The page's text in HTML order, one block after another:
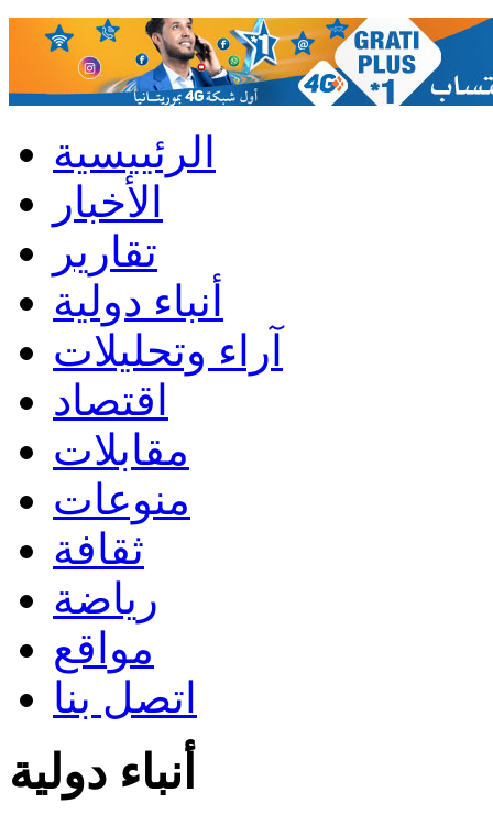
الرئييسية
الأخبار
تقارير
أنباء دولية
آراء وتحليلات
اقتصاد
مقابلات
منوعات
ثقافة
رياضة
مواقع
اتصل بنا
أنباء دولية